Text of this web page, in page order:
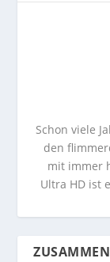
Schon viele
den
mit immer
Ultra HD ist